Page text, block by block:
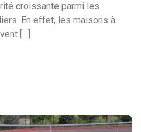
croissante parmi les
En effet, les maisons à
[…]